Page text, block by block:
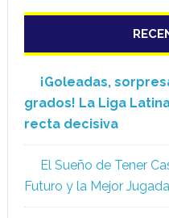
¡Goleadas,
grados! La Liga
recta decisiva
El Sueño de Tener
Futuro y la Mejor